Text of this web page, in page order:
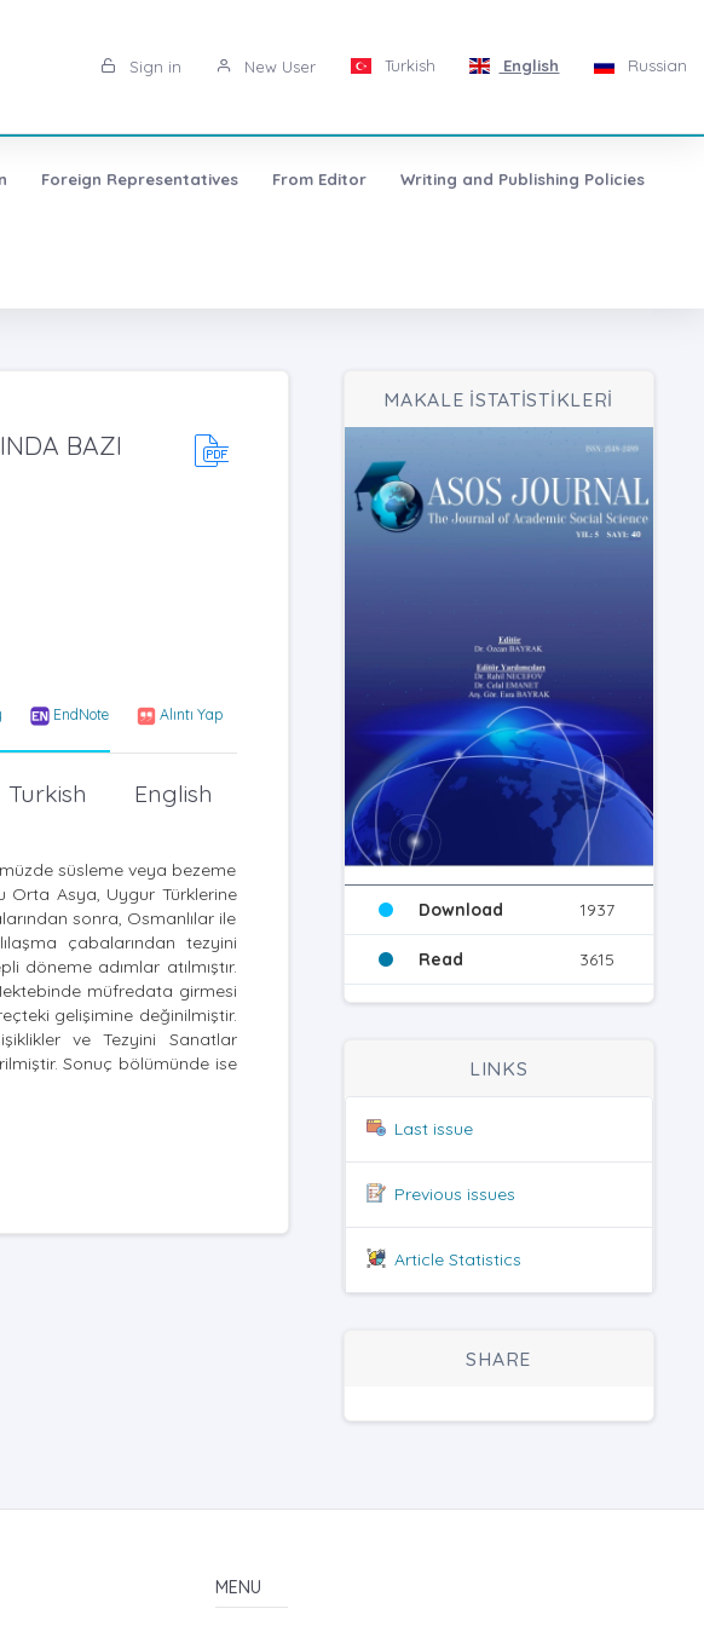
Sign in New User Turkish English Russian
Foreign Representatives From Editor Writing and Publishing Policies
BAZI
EndNote Alıntı Yap
English
Turkish
süsleme veya bezeme
Orta Asya, Uygur Türklerine
sonra, Osmanlılar ile
çabalarından tezyini
döneme adımlar atılmıştır.
müfredata girmesi
gelişimine değinilmiştir.
ve Tezyini Sanatlar
Sonuç bölümünde ise
MAKALE İSTATİSTİKLERİ
Download 1937
Read 3615
LINKS
Last issue
Previous issues
Article Statistics
SHARE
MENU